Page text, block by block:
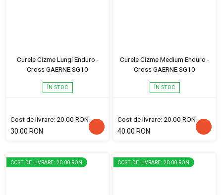
Curele Cizme Lungi Enduro -
Cross GAERNE SG10
ÎN STOC
Cost de livrare: 20.00 RON
30.00 RON
Curele Cizme Medium Enduro -
Cross GAERNE SG10
ÎN STOC
Cost de livrare: 20.00 RON
40.00 RON
COST DE LIVRARE: 20.00 RON COST DE LIVRARE: 20.00 RON